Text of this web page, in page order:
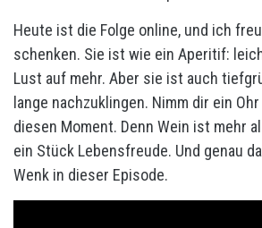
Heute ist die Folge online, und ich
schenken. Sie ist wie ein Aperitif:
Lust auf mehr. Aber sie ist auch
lange nachzuklingen. Nimm dir ein
diesen Moment. Denn Wein ist mehr
ein Stück Lebensfreude. Und genau
Wenk in dieser Episode.